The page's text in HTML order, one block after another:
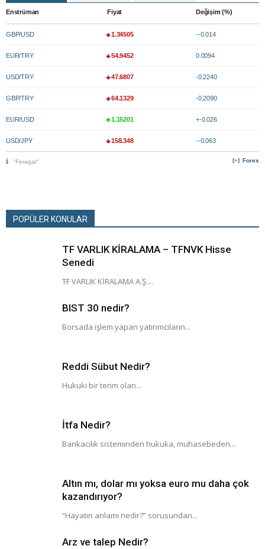
Enstrüman Fiyat Değişim (%)
GBP/USD 1.34505 --0.014
EUR/TRY 54.9452 0.0094
USD/TRY 47.6807 -0.2240
GBP/TRY 64.1329 -0.2090
EUR/USD 1.15201 +-0.026
USD/JPY 158.348 --0.063
Forex
"Feragat"
POPÜLER KONULAR
TF VARLIK KİRALAMA – TFNVK Hisse
Senedi
TF VARLIK KİRALAMA A.Ş....
BIST 30 nedir?
Borsada işlem yapan yatırımcıların...
Reddi Sübut Nedir?
Hukuki bir terim olan...
İtfa Nedir?
Bankacılık sisteminden hukuka, muhasebeden...
Altın mı, dolar mı yoksa euro mu daha çok
kazandırıyor?
“Hayatın anlamı nedir?” sorusundan...
Arz ve talep Nedir?